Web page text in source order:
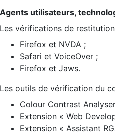
Agents utilisateurs,
Les vérifications de
Firefox et NVDA ;
Safari et VoiceOver ;
Firefox et Jaws.
Les outils de vérification du
Colour Contrast
Extension « Web
Extension « Assistant